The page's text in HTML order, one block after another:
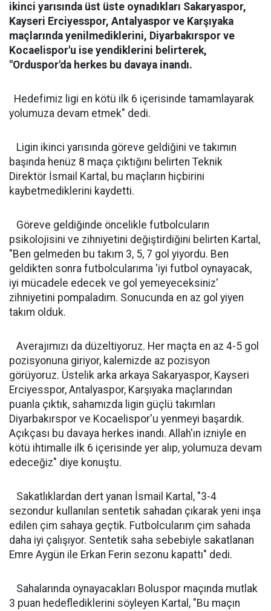
ikinci yarısında üst üste oynadıkları Sakaryaspor,
Kayseri Erciyesspor, Antalyaspor ve Karşıyaka
maçlarında yenilmediklerini, Diyarbakırspor ve
Kocaelispor'u ise yendiklerini belirterek,
"Orduspor'da herkes bu davaya inandı.
Hedefimiz ligi en kötü ilk 6 içerisinde tamamlayarak
yolumuza devam etmek" dedi.
Ligin ikinci yarısında göreve geldiğini ve takımın
başında henüz 8 maça çıktığını belirten Teknik
Direktör İsmail Kartal, bu maçların hiçbirini
kaybetmediklerini kaydetti.
Göreve geldiğinde öncelikle futbolcuların
psikolojisini ve zihniyetini değiştirdiğini belirten Kartal,
"Ben gelmeden bu takım 3, 5, 7 gol yiyordu. Ben
geldikten sonra futbolcularıma 'iyi futbol oynayacak,
iyi mücadele edecek ve gol yemeyeceksiniz'
zihniyetini pompaladım. Sonucunda en az gol yiyen
takım olduk.
Averajımızı da düzeltiyoruz. Her maçta en az 4-5 gol
pozisyonuna giriyor, kalemizde az pozisyon
görüyoruz. Üstelik arka arkaya Sakaryaspor, Kayseri
Erciyesspor, Antalyaspor, Karşıyaka maçlarından
puanla çıktık, sahamızda ligin güçlü takımları
Diyarbakırspor ve Kocaelispor'u yenmeyi başardık.
Açıkçası bu davaya herkes inandı. Allah'ın izniyle en
kötü ihtimalle ilk 6 içerisinde yer alıp, yolumuza devam
edeceğiz" diye konuştu.
Sakatlıklardan dert yanan İsmail Kartal, "3-4
sezondur kullanılan sentetik sahadan çıkarak yeni inşa
edilen çim sahaya geçtik. Futbolcularım çim sahada
daha iyi çalışıyor. Sentetik saha sebebiyle sakatlanan
Emre Aygün ile Erkan Ferin sezonu kapattı" dedi.
Sahalarında oynayacakları Boluspor maçında mutlak
3 puan hedeflediklerini söyleyen Kartal, "Bu maçın